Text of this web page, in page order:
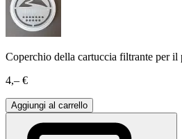
Coperchio della cartuccia filtrante per
4,– €
Aggiungi al carrello